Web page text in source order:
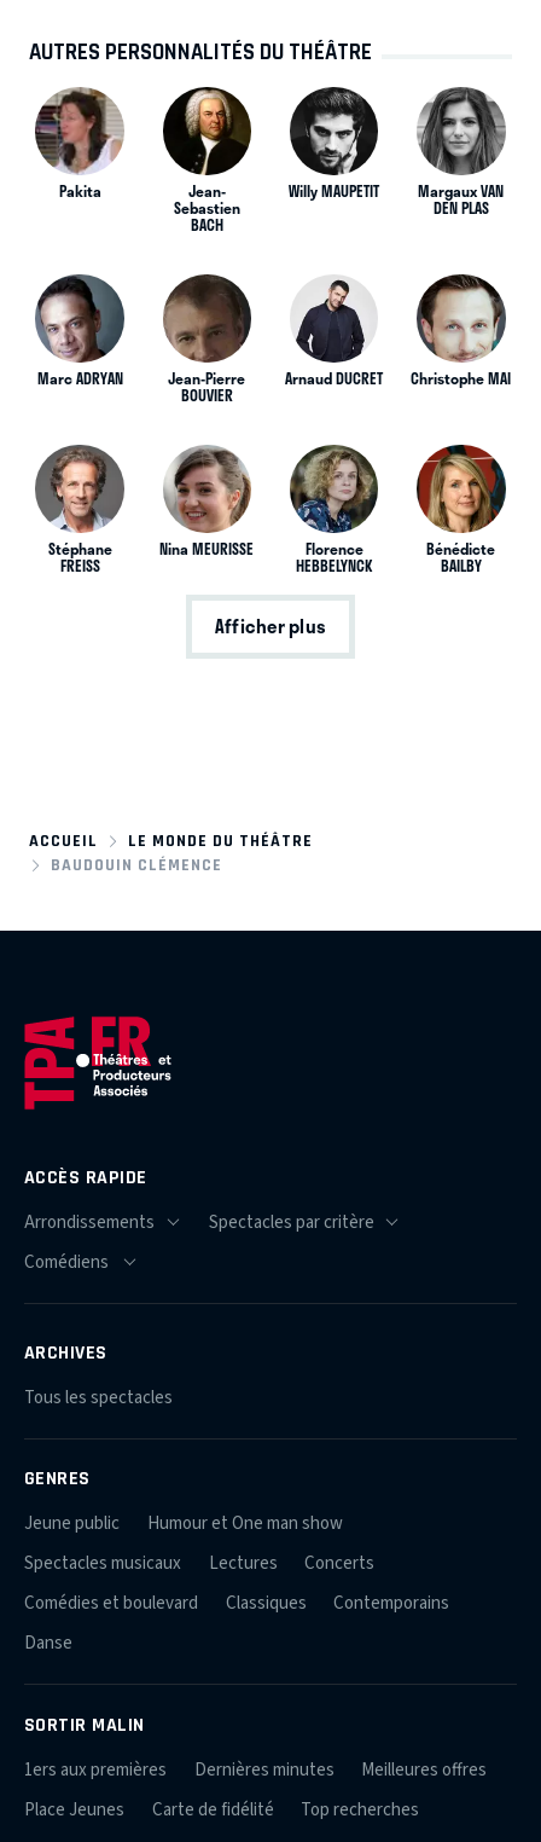
AUTRES PERSONNALITÉS DU THÉÂTRE
Pakita Jean-
Sebastien
BACH
Willy MAUPETIT Margaux VAN
DEN PLAS
Marc ADRYAN Jean-Pierre
BOUVIER
Arnaud DUCRET Christophe MAI
Stéphane
FREISS
Nina MEURISSE Florence
HEBBELYNCK
Bénédicte
BAILBY
Afficher plus
ACCUEIL
LE MONDE DU THÉÂTRE
BAUDOUIN CLÉMENCE
ACCÈS RAPIDE
ARCHIVES
Tous les spectacles
GENRES
Jeune public
Humour et One man show
Spectacles musicaux
Lectures
Concerts
Comédies et boulevard
Classiques
Contemporains
Danse
SORTIR MALIN
1ers aux premières Dernières minutes
Meilleures offres
Place Jeunes
Carte de fidélité Top recherches